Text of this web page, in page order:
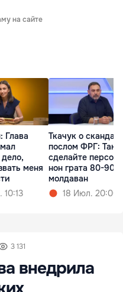
на сайте
Глава
дело,
меня
10:13
Ткачук о
послом ФРГ: Так
сделайте
нон грата 80-90%
молдаван
18 Июл. 20:00
3 131
внедрила